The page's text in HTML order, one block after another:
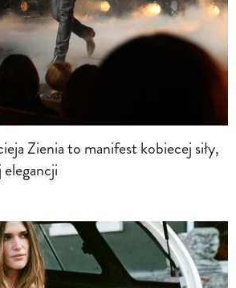
Zienia to manifest kobiecej siły,